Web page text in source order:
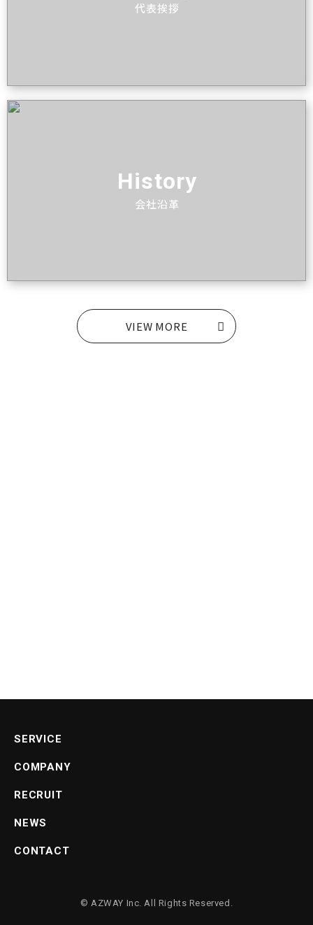
代表挨拶
History
会社沿革
VIEW MORE
SERVICE
COMPANY
RECRUIT
NEWS
CONTACT
© AZWAY Inc. All Rights Reserved.